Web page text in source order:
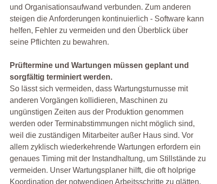
und Organisationsaufwand verbunden. Zum anderen
steigen die Anforderungen kontinuierlich - Software kann
helfen, Fehler zu vermeiden und den Überblick über
seine Pflichten zu bewahren.
Prüftermine und Wartungen müssen geplant und
sorgfältig terminiert werden.
So lässt sich vermeiden, dass Wartungsturnusse mit
anderen Vorgängen kollidieren, Maschinen zu
ungünstigen Zeiten aus der Produktion genommen
werden oder Terminabstimmungen nicht möglich sind,
weil die zuständigen Mitarbeiter außer Haus sind. Vor
allem zyklisch wiederkehrende Wartungen erfordern ein
genaues Timing mit der Instandhaltung, um Stillstände zu
vermeiden. Unser Wartungsplaner hilft, die oft holprige
Koordination der notwendigen Arbeitsschritte zu glätten.